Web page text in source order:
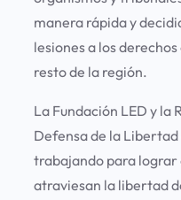
manera rápida y
lesiones a los
resto de la región.
La Fundación LED y la
Defensa de la
trabajando para lograr
atraviesan la libertad